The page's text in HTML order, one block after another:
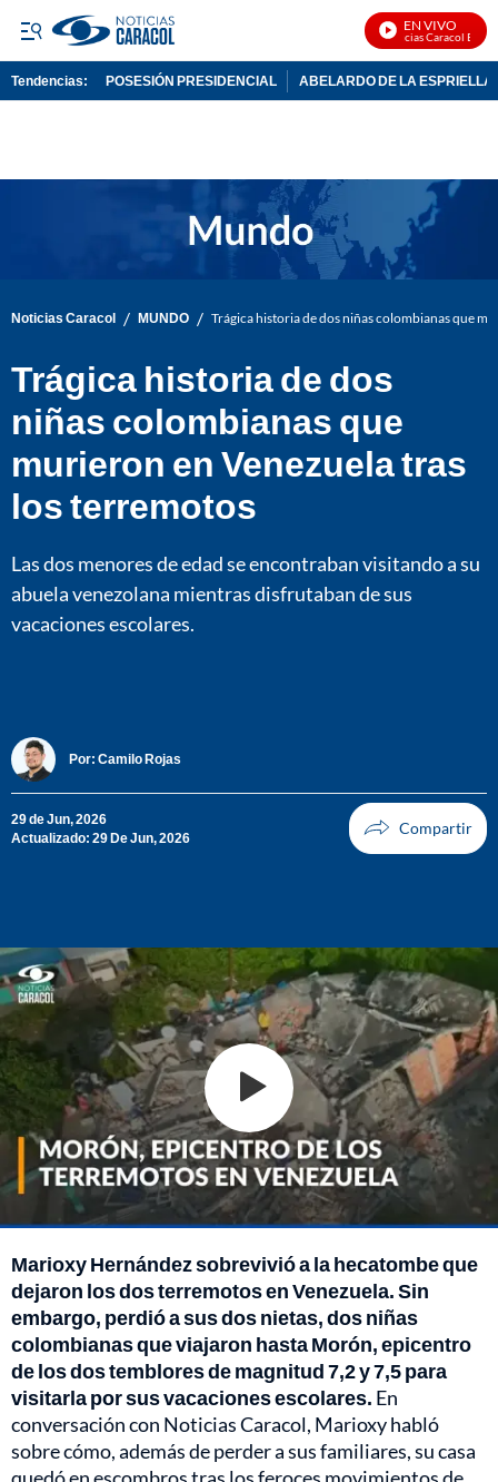
EN VIVO
Noticias Caracol En Vivo
Tendencias: POSESIÓN PRESIDENCIAL ABELARDO DE LA ESPRIELLA
Noticias Caracol / MUNDO / Trágica historia de dos niñas colombianas que
Trágica historia de dos
niñas colombianas que
murieron en Venezuela tras
los terremotos
Las dos menores de edad se encontraban visitando a su
abuela venezolana mientras disfrutaban de sus
vacaciones escolares.
Por: Camilo Rojas
29 de Jun, 2026
Actualizado: 29 De Jun, 2026
Marioxy Hernández sobrevivió a la hecatombe que
dejaron los dos terremotos en Venezuela. Sin
embargo, perdió a sus dos nietas, dos niñas
colombianas que viajaron hasta Morón, epicentro
de los dos temblores de magnitud 7,2 y 7,5 para
visitarla por sus vacaciones escolares. En
conversación con Noticias Caracol, Marioxy habló
sobre cómo, además de perder a sus familiares, su casa
quedó en escombros tras los feroces movimientos de